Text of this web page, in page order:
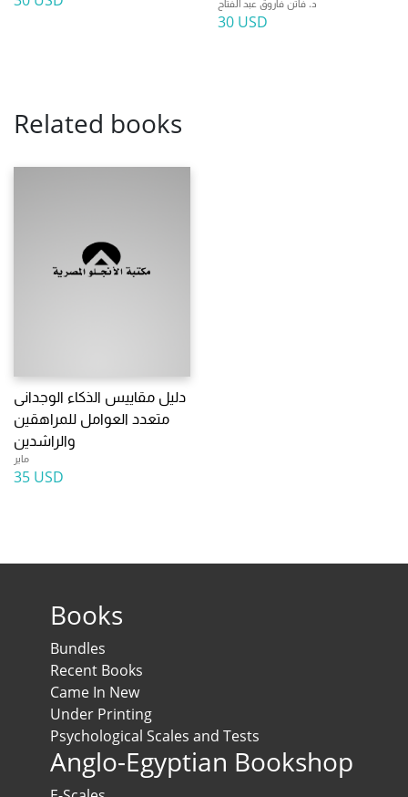
د. فاتن فاروق عبد الفتاح
30 USD
Related books
دليل مقاييس الذكاء الوجدانى
متعدد العوامل للمراهقين
والراشدين
ماير
35 USD
Books
Bundles
Recent Books
Came In New
Under Printing
Psychological Scales and Tests
Anglo-Egyptian Bookshop